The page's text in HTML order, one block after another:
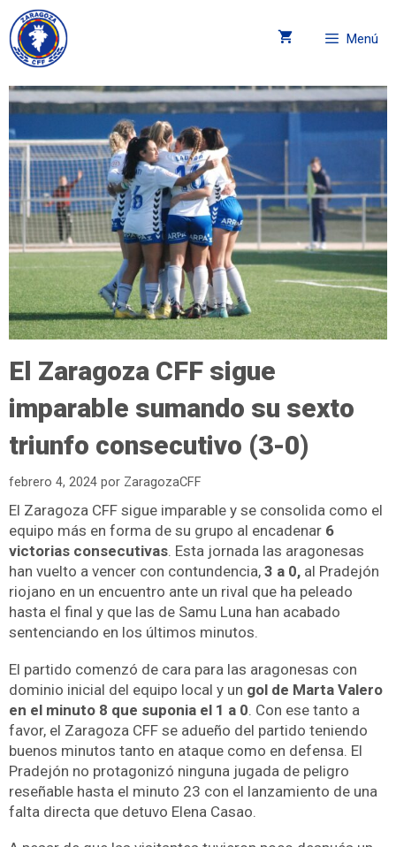
Menú
El Zaragoza CFF sigue
imparable sumando su sexto
triunfo consecutivo (3-0)
febrero 4, 2024 por ZaragozaCFF
El Zaragoza CFF sigue imparable y se consolida como el
equipo más en forma de su grupo al encadenar 6
victorias consecutivas. Esta jornada las aragonesas
han vuelto a vencer con contundencia, 3 a 0, al Pradejón
riojano en un encuentro ante un rival que ha peleado
hasta el final y que las de Samu Luna han acabado
sentenciando en los últimos minutos.
El partido comenzó de cara para las aragonesas con
dominio inicial del equipo local y un gol de Marta Valero
en el minuto 8 que suponia el 1 a 0. Con ese tanto a
favor, el Zaragoza CFF se adueño del partido teniendo
buenos minutos tanto en ataque como en defensa. El
Pradejón no protagonizó ninguna jugada de peligro
reseñable hasta el minuto 23 con el lanzamiento de una
falta directa que detuvo Elena Casao.